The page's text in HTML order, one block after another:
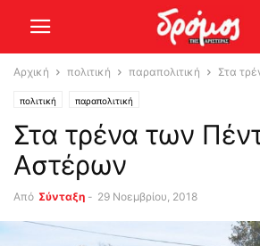
Αρχική πολιτική παραπολιτική Στα
πολιτική παραπολιτική
Στα τρένα των
Αστέρων
Από Σύνταξη - 29 Νοεμβρίου, 2018